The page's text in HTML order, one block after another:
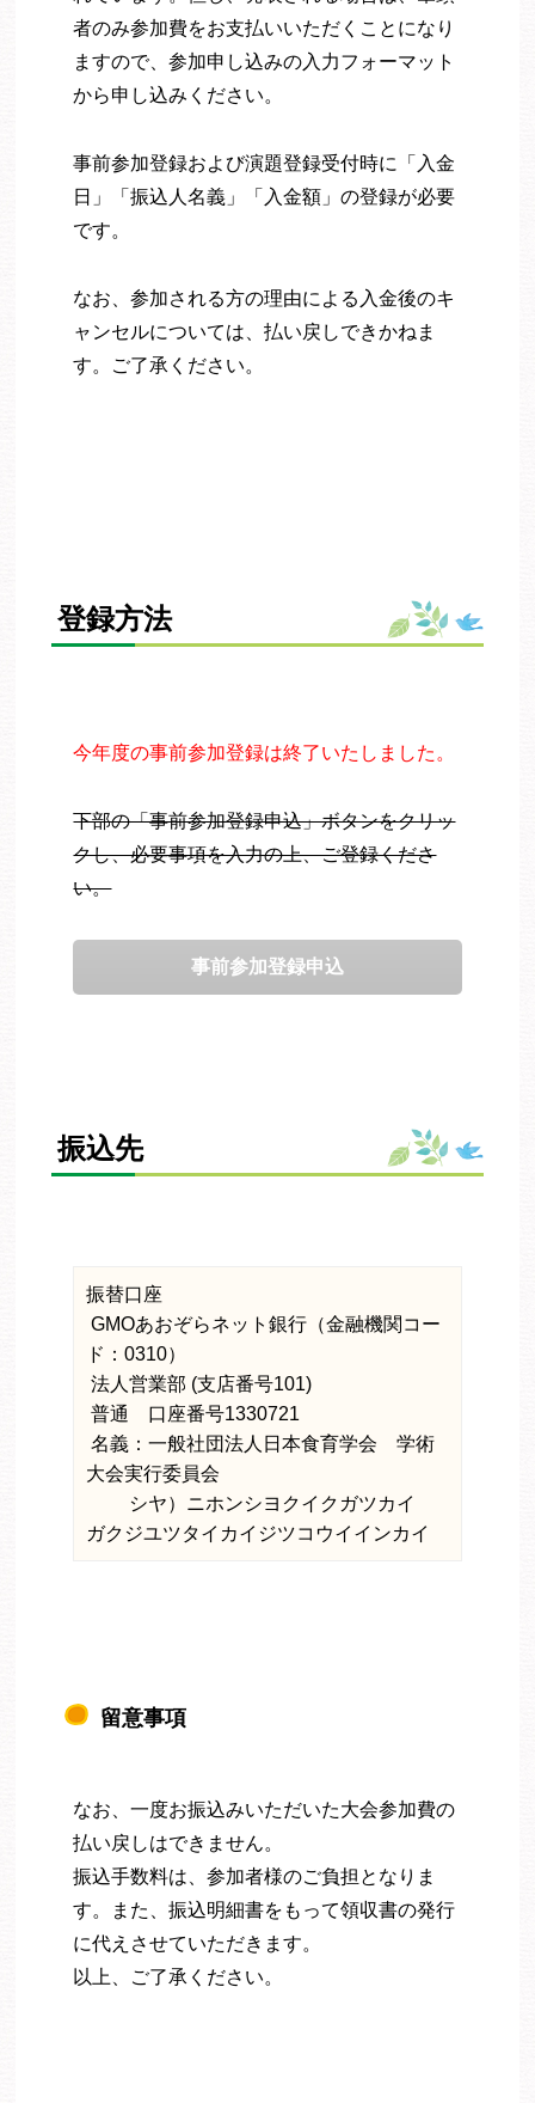
者のみ参加費をお支払いいただくことになり
ますので、参加申し込みの入力フォーマット
から申し込みください。
事前参加登録および演題登録受付時に「入金
日」「振込人名義」「入金額」の登録が必要
です。
なお、参加される方の理由による入金後のキ
ャンセルについては、払い戻しできかねま
す。ご了承ください。
登録方法
今年度の事前参加登録は終了いたしました。
下部の「事前参加登録申込」ボタンをクリッ
クし、必要事項を入力の上、ご登録くださ
い。
事前参加登録申込
振込先
振替口座
GMOあおぞらネット銀行（金融機関コー
ド：0310）
法人営業部 (支店番号101)
普通　口座番号1330721
名義：一般社団法人日本食育学会　学術
大会実行委員会
ガクジユツタイカイジツコウイインカイ
留意事項
なお、一度お振込みいただいた大会参加費の
払い戻しはできません。
振込手数料は、参加者様のご負担となりま
す。また、振込明細書をもって領収書の発行
に代えさせていただきます。
以上、ご了承ください。